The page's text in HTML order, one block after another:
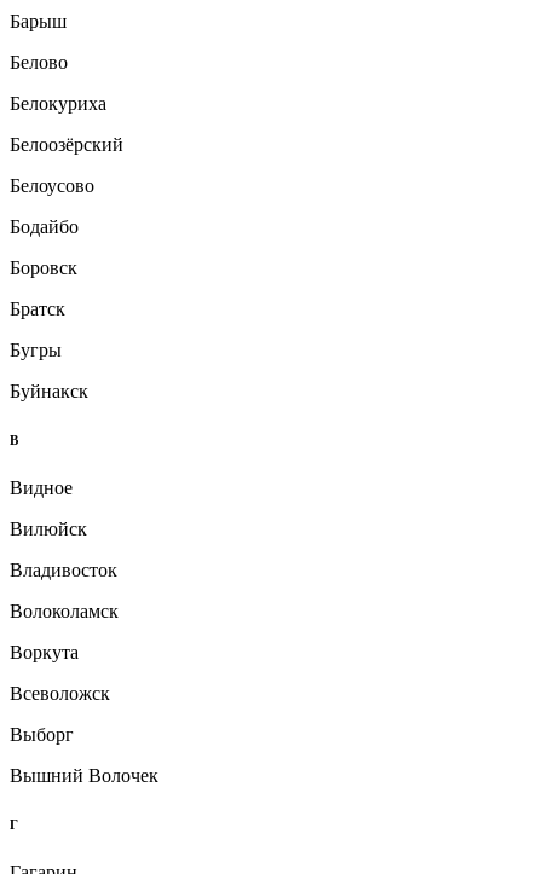
Барыш
Белово
Белокуриха
Белоозёрский
Белоусово
Бодайбо
Боровск
Братск
Бугры
Буйнакск
В
Видное
Вилюйск
Владивосток
Волоколамск
Воркута
Всеволожск
Выборг
Вышний Волочек
Г